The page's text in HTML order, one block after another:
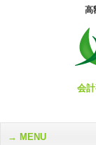
高
会
MENU